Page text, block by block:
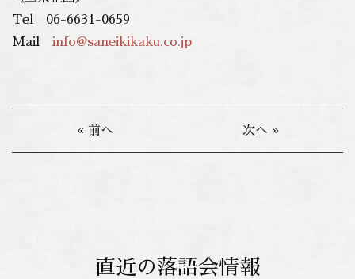
Tel 06-6631-0659
Mail info@saneikikaku.co.jp
« 前へ 次へ »
直近の落語会情報